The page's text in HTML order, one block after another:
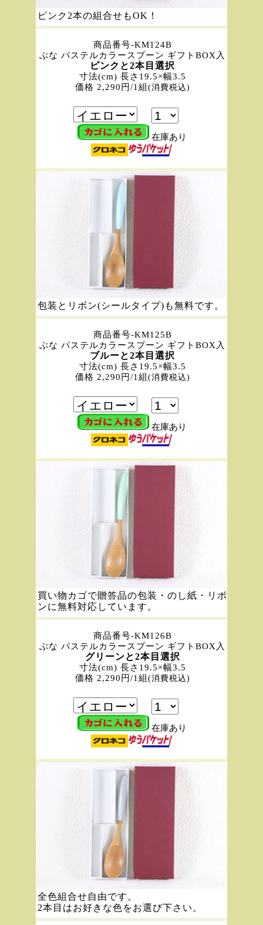
ピンク2本の組合せもOK！
商品番号-KM124B
ぶな パステルカラースプーン ギフトBOX入
ピンクと2本目選択
寸法(cm) 長さ19.5×幅3.5
価格 2,290円/1組 (消費税込)
在庫あり
包装とリボン(シールタイプ)も無料です。
商品番号-KM125B
ぶな パステルカラースプーン ギフトBOX入
ブルーと2本目選択
寸法(cm) 長さ19.5×幅3.5
価格 2,290円/1組 (消費税込)
在庫あり
買い物カゴで贈答品の包装・のし紙・リボ
ンに無料対応しています。
商品番号-KM126B
ぶな パステルカラースプーン ギフトBOX入
グリーンと2本目選択
寸法(cm) 長さ19.5×幅3.5
価格 2,290円/1組 (消費税込)
在庫あり
全色組合せ自由です。
2本目はお好きな色をお選び下さい。